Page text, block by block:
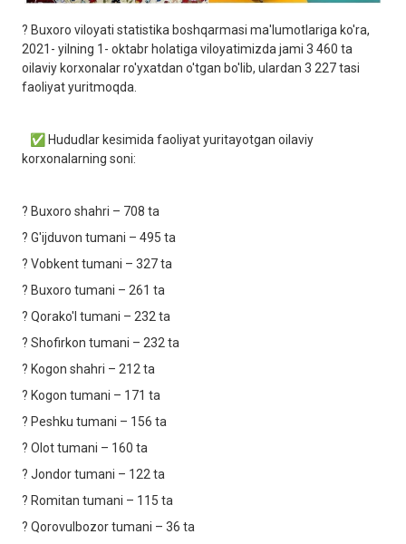
? Buxoro viloyati statistika boshqarmasi ma'lumotlariga ko'ra,
2021- yilning 1- oktabr holatiga viloyatimizda jami 3 460 ta
oilaviy korxonalar ro'yxatdan o'tgan bo'lib, ulardan 3 227 tasi
faoliyat yuritmoqda.
✅ Hududlar kesimida faoliyat yuritayotgan oilaviy
korxonalarning soni:
? Buxoro shahri – 708 ta
? G'ijduvon tumani – 495 ta
? Vobkent tumani – 327 ta
? Buxoro tumani – 261 ta
? Qorako'l tumani – 232 ta
? Shofirkon tumani – 232 ta
? Kogon shahri – 212 ta
? Kogon tumani – 171 ta
? Peshku tumani – 156 ta
? Olot tumani – 160 ta
? Jondor tumani – 122 ta
? Romitan tumani – 115 ta
? Qorovulbozor tumani – 36 ta